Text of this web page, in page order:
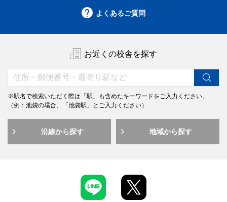
よくあるご質問
お近くの校舎を探す
※駅名で検索いただく際は「駅」も含めたキーワードをご入力ください。
（例：池袋の場合、「池袋駅」とご入力ください）
沿線から探す 地域から探す